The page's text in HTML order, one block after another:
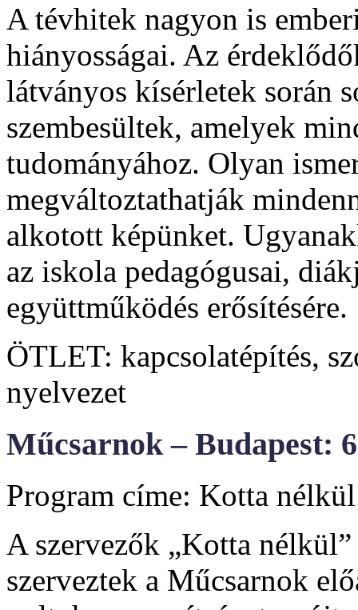
A tévhitek nagyon is
hiányosságai. Az
látványos kísérletek során
szembesültek, amelyek
tudományához. Olyan
megváltoztathatják
alkotott képünket.
az iskola pedagógusai,
együttműködés erősítésére.
ÖTLET: kapcsolatépítés,
nyelvezet
Műcsarnok – Budapest:
Program címe: Kotta
A szervezők „Kotta
szerveztek a Műcsarnok